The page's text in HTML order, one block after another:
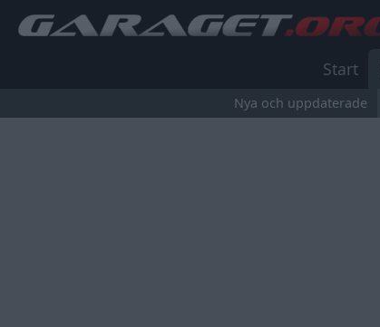
Start
Nya och uppdaterade